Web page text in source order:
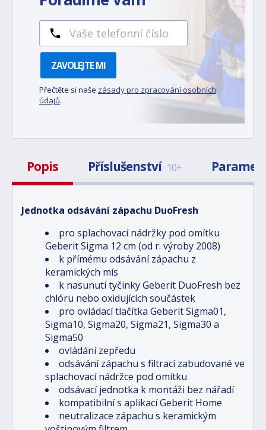
ZAVOLEJTE MI
Přečtěte si naše zásady pro zpracování osobních
údajů.
Popis Příslušenství 10+
Jednotka odsávání zápachu DuoFresh
pro splachovací nádržky pod omítku
Geberit Sigma 12 cm (od r. výroby 2008)
k přímému odsávání zápachu z
keramických mís
k nasunutí tyčinky Geberit DuoFresh bez
chlóru nebo oxidujících součástek
pro ovládací tlačítka Geberit Sigma01,
Sigma10, Sigma20, Sigma21, Sigma30 a
Sigma50
ovládání zepředu
odsávání zápachu s filtrací zabudované ve
splachovací nádržce pod omítku
odsávací jednotka k montáži bez nářadí
kompatibilní s aplikací Geberit Home
neutralizace zápachu s keramickým